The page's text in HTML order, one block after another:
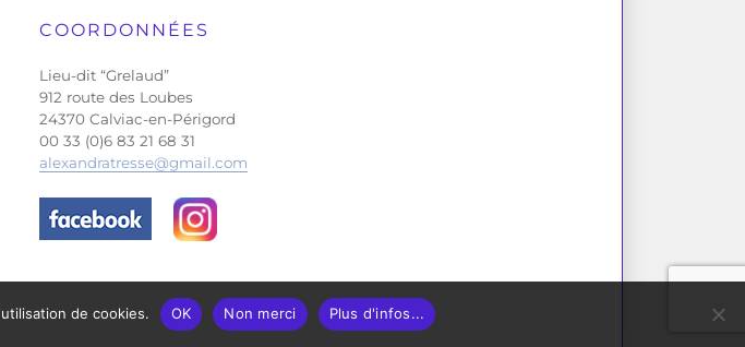
COORDONNÉES
Lieu-dit “Grelaud”
912 route des Loubes
24370 Calviac-en-Périgord
00 33 (0)6 83 21 68 31
alexandratresse@gmail.com
de cookies. OK Non merci Plus d'infos...